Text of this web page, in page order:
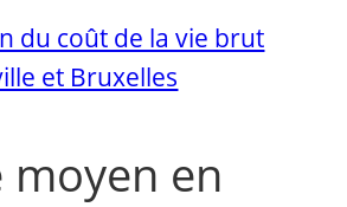
du coût de la vie brut
et Bruxelles
moyen en